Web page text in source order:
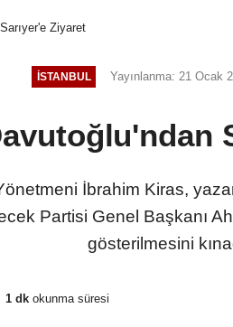
Ziyaret
İSTANBUL Yayınlanma: 21 Ocak
İbrahim Kiras,
Partisi Genel Başkanı
gösterilmesini
1 dk okunma süresi